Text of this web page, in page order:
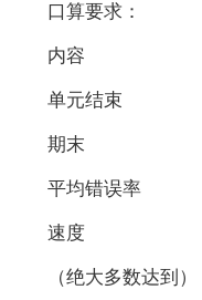
口算要求：
内容
单元结束
期末
平均错误率
速度
（绝大多数达到）